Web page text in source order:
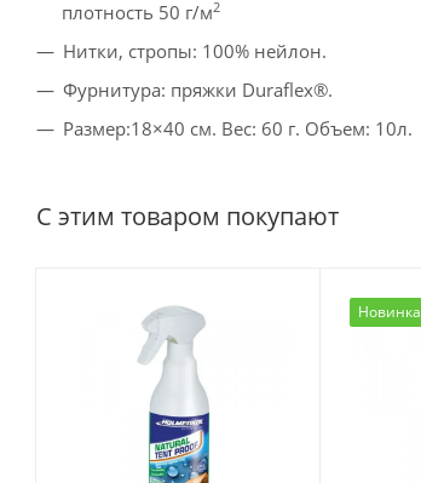
плотность 50 г/м2
Нитки, стропы: 100% нейлон.
Фурнитура: пряжки Duraflex®.
Размер:18×40 см. Вес: 60 г. Объем: 10л.
С этим товаром покупают
Новинка